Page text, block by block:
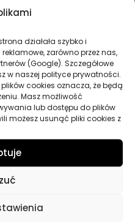
działała szybko i
zarówno przez nas,
(Google). Szczegółowe
w naszej polityce prywatności.
cookies oznacza, że będą
Masz możliwość
lub dostępu do plików
możesz usunąć pliki cookies z
które przyspiesza wysychanie
na większej powierzchni,
miejscu, aby sprawdzić
pastę gruboziarnistą, a
pastą lekkościerną dla